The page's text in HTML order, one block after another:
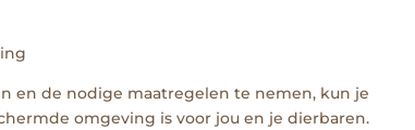
en de nodige maatregelen te nemen, kun je
omgeving is voor jou en je dierbaren.